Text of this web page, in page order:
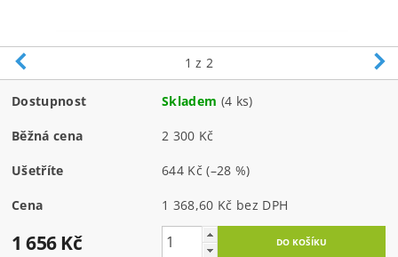
1 z 2
Dostupnost Skladem (4 ks)
Běžná cena 2 300 Kč
Ušetříte 644 Kč(–28 %)
Cena 1 368,60 Kč bez DPH
1 656 Kč